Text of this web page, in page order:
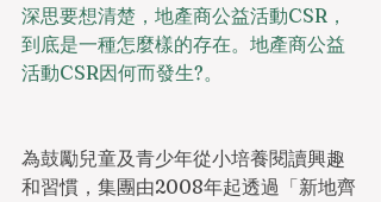
深思要想清楚，地產商公益活動CSR，
到底是一種怎麼樣的存在。地產商公益
活動CSR因何而發生?。
為鼓勵兒童及青少年從小培養閱讀興趣
和習慣，集團由2008年起透過「新地齊